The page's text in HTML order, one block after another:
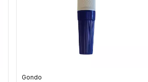
Gondo